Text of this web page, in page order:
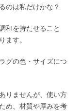
のは私だけかな？
和を持たせること
ます。
グの色・サイズにつ
りませんが、使い方
め、材質や厚みを考